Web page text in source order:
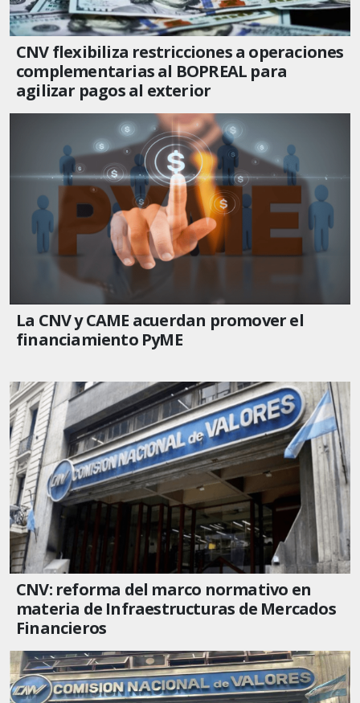
CNV flexibiliza restricciones a operaciones
complementarias al BOPREAL para
agilizar pagos al exterior
La CNV y CAME acuerdan promover el
financiamiento PyME
CNV: reforma del marco normativo en
materia de Infraestructuras de Mercados
Financieros